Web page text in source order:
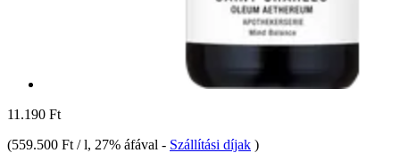
11.190 Ft
(559.500 Ft / l, 27% áfával - Szállítási díjak )